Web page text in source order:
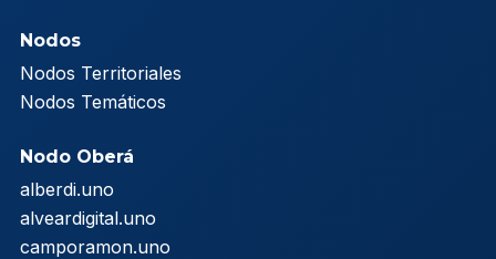
Nodos
Nodos Territoriales
Nodos Temáticos
Nodo Oberá
alberdi.uno
alveardigital.uno
camporamon.uno